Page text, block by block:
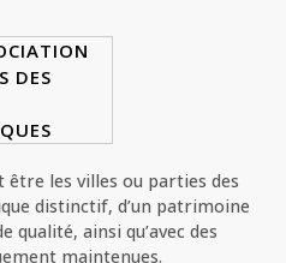
être les villes ou parties des
distinctif, d’un patrimoine
ainsi qu’avec des
maintenues.